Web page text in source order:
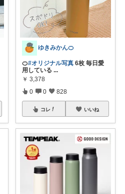
ゆきみかん🍊
🍊#オリジナル写真 6枚 毎日愛
用している ...
￥ 3,378
0 0 828
コレ いいね